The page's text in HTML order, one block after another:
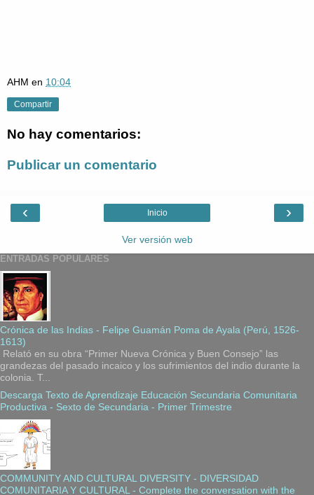
AHM en 10:04
Compartir
No hay comentarios:
Publicar un comentario
‹ ›
Inicio
Ver versión web
ENTRADAS POPULARES
Crónica de las Indias - Felipe Guamán Poma de Ayala (Perú, 1526-
1613)
Relató en su obra “Primer Nueva Crónica y Buen Consejo” las
grandezas del pasado incaico y los sufrimientos del indio durante la
colonia. T...
Descarga Texto de Aprendizaje Educación Secundaria Comunitaria
Productiva - Sexto de Secundaria - Primer Trimestre
COMMUNITY AND CULTURAL DIVERSITY - DIVERSIDAD
COMUNITARIA Y CULTURAL - Complete the conversation with the